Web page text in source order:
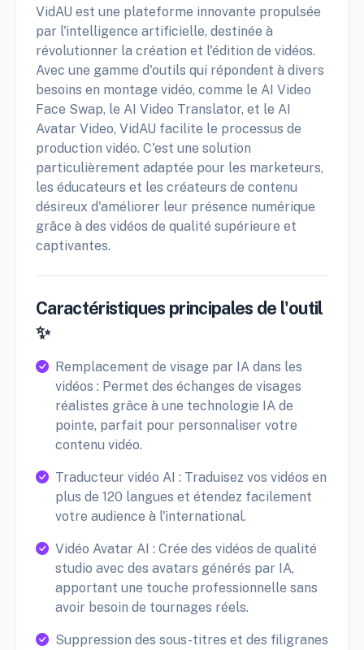
VidAU est une plateforme innovante propulsée
par l'intelligence artificielle, destinée à
révolutionner la création et l'édition de vidéos.
Avec une gamme d'outils qui répondent à divers
besoins en montage vidéo, comme le AI Video
Face Swap, le AI Video Translator, et le AI
Avatar Video, VidAU facilite le processus de
production vidéo. C'est une solution
particulièrement adaptée pour les marketeurs,
les éducateurs et les créateurs de contenu
désireux d'améliorer leur présence numérique
grâce à des vidéos de qualité supérieure et
captivantes.
Caractéristiques principales de l'outil
✨
Remplacement de visage par IA dans les
vidéos : Permet des échanges de visages
réalistes grâce à une technologie IA de
pointe, parfait pour personnaliser votre
contenu vidéo.
Traducteur vidéo AI : Traduisez vos vidéos en
plus de 120 langues et étendez facilement
votre audience à l'international.
Vidéo Avatar AI : Crée des vidéos de qualité
studio avec des avatars générés par IA,
apportant une touche professionnelle sans
avoir besoin de tournages réels.
Suppression des sous-titres et des filigranes